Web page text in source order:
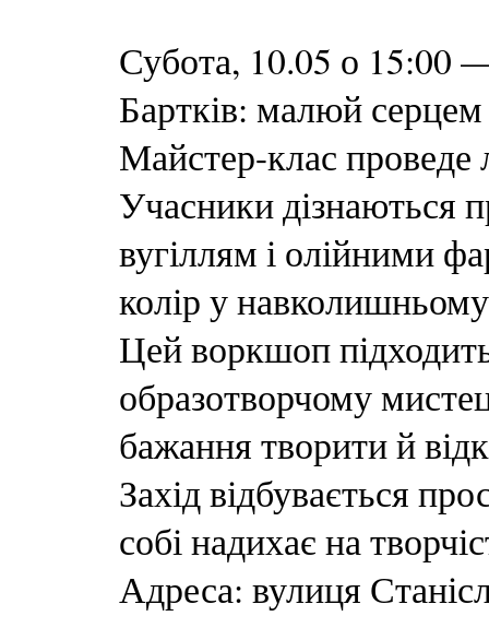
Субота, 10.05 о 15:00
Бартків: малюй
Майстер-клас проведе
Учасники дізнаються
вугіллям і олійними
колір у
Цей воркшоп
образотворчому
бажання творити й
Захід відбувається
собі надихає на
Адреса: вулиця